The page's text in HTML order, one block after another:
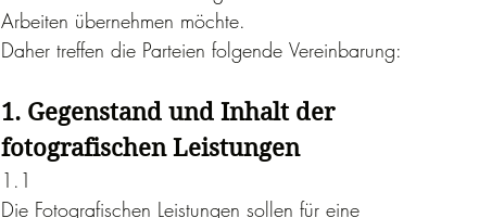
Arbeiten übernehmen möchte.
Daher treffen die Parteien folgende Vereinbarung:
1. Gegenstand und Inhalt der
fotografischen Leistungen
Die Fotografischen Leistungen sollen für eine